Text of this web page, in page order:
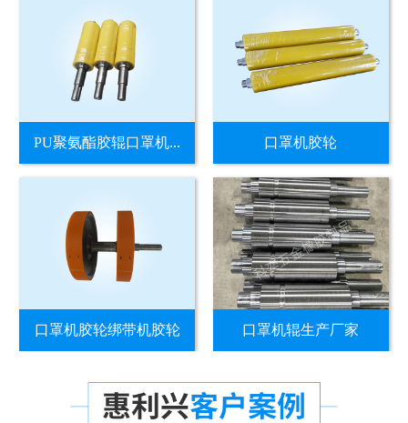
PU聚氨酯胶辊口罩机... 口罩机胶轮
口罩机胶轮绑带机胶轮 口罩机辊生产厂家